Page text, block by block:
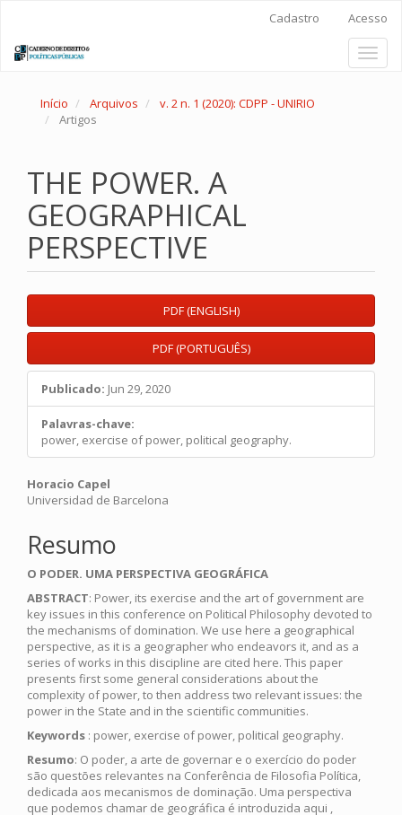
Content
Cadastro Acesso
Toggle
Início Arquivos
v. 2 n. 1 (2020): CDPP - UNIRIO
Artigos
THE POWER. A
GEOGRAPHICAL
PERSPECTIVE
Article
Sidebar
PDF (ENGLISH)
PDF (PORTUGUÊS)
Publicado: Jun 29, 2020
Palavras-chave:
power, exercise of power, political geography.
Main
Article
Content
Horacio Capel
Universidad de Barcelona
Resumo
O PODER. UMA PERSPECTIVA GEOGRÁFICA
ABSTRACT: Power, its exercise and the art of government are
key issues in this conference on Political Philosophy devoted to
the mechanisms of domination. We use here a geographical
perspective, as it is a geographer who endeavors it, and as a
series of works in this discipline are cited here. This paper
presents first some general considerations about the
complexity of power, to then address two relevant issues: the
power in the State and in the scientific communities.
Keywords : power, exercise of power, political geography.
Resumo: O poder, a arte de governar e o exercício do poder
são questões relevantes na Conferência de Filosofia Política,
dedicada aos mecanismos de dominação. Uma perspectiva
que podemos chamar de geográfica é introduzida aqui ,